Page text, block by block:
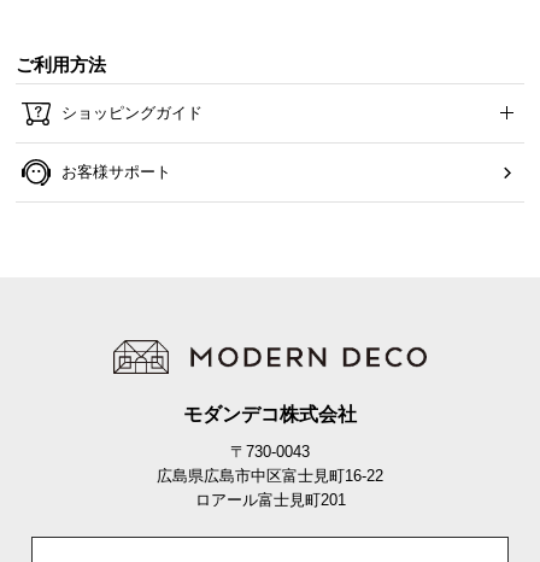
ご利用方法
ショッピングガイド
お客様サポート
モダンデコ株式会社
〒730-0043
広島県広島市中区富士見町16-22
ロアール富士見町201